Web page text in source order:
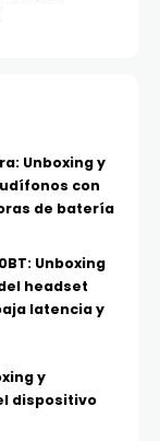
Unboxing y
con
de batería
Unboxing
headset
latencia y
y
dispositivo